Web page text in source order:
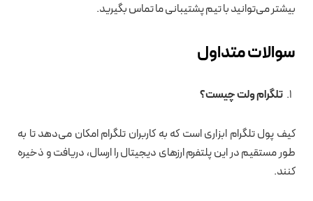
بیشتر می‌توانید با تیم پشتیبانی ما تماس بگیرید.
سوالات متداول
تلگرام ولت چیست؟
کیف پول تلگرام ابزاری است که به کاربران تلگرام امکان می‌دهد تا به
طور مستقیم در این پلتفرم ارزهای دیجیتال را ارسال، دریافت و ذخیره
کنند.